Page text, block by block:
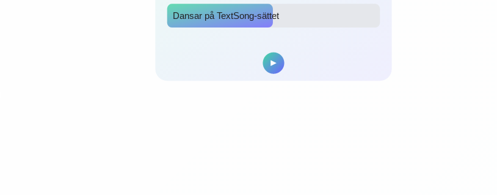
Dansar på TextSong-sättet